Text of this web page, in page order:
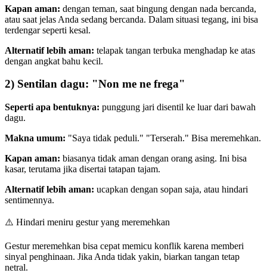
Kapan aman: dengan teman, saat bingung dengan nada bercanda,
atau saat jelas Anda sedang bercanda. Dalam situasi tegang, ini bisa
terdengar seperti kesal.
Alternatif lebih aman: telapak tangan terbuka menghadap ke atas
dengan angkat bahu kecil.
2) Sentilan dagu: "Non me ne frega"
Seperti apa bentuknya: punggung jari disentil ke luar dari bawah
dagu.
Makna umum: "Saya tidak peduli." "Terserah." Bisa meremehkan.
Kapan aman: biasanya tidak aman dengan orang asing. Ini bisa
kasar, terutama jika disertai tatapan tajam.
Alternatif lebih aman: ucapkan dengan sopan saja, atau hindari
sentimennya.
⚠️ Hindari meniru gestur yang meremehkan
Gestur meremehkan bisa cepat memicu konflik karena memberi
sinyal penghinaan. Jika Anda tidak yakin, biarkan tangan tetap
netral.